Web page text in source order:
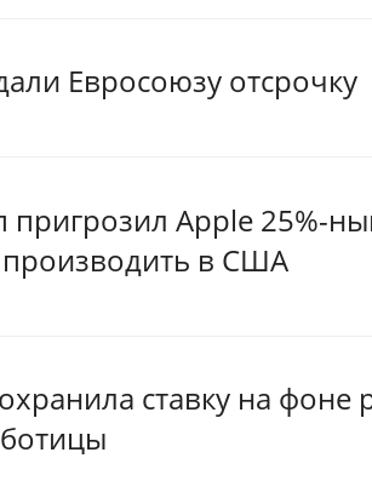
Евросоюзу отсрочку
пригрозил Apple 25%-
производить в США
ставку на